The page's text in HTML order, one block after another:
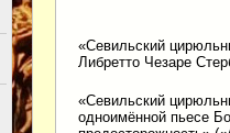
«Севильский
Либретто Чезаре
«Севильский
одноимённой пьесе